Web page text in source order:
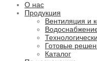
О нас
Продукция
Вентиляция и
Готовые
Каталог